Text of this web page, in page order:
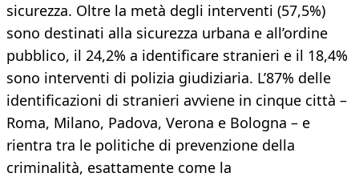
sicurezza. Oltre la metà degli interventi (57,5%)
sono destinati alla sicurezza urbana e all’ordine
pubblico, il 24,2% a identificare stranieri e il 18,4%
sono interventi di polizia giudiziaria. L’87% delle
identificazioni di stranieri avviene in cinque città –
Roma, Milano, Padova, Verona e Bologna – e
rientra tra le politiche di prevenzione della
criminalità, esattamente come la